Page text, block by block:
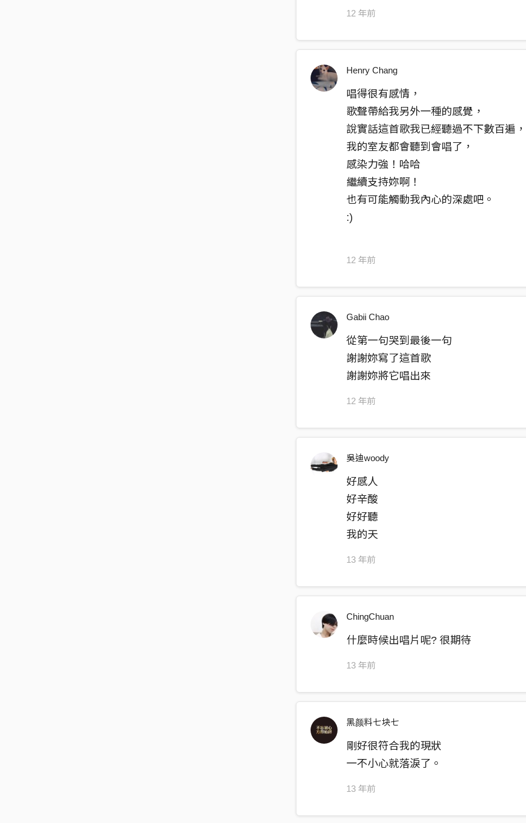
我會閉嘴
回歸單身對我們的交集啞口無言
週旋在你們之間
我也無所謂
因為無法拒絕
平衡原點不往前進也不向後退
週旋在你們之間
我也無所謂
週末忘了你是誰
12 年前
Henry Chang
唱得很有感情，
歌聲帶給我另外一種的感覺，
說實話這首歌我已經聽過不下數百遍，
我的室友都會聽到會唱了，
感染力強！哈哈
繼續支持妳啊！
也有可能觸動我內心的深處吧。
:)
12 年前
Gabii Chao
從第一句哭到最後一句
謝謝妳寫了這首歌
謝謝妳將它唱出來
12 年前
吳迪woody
好感人
好辛酸
好好聽
我的天
13 年前
ChingChuan
什麼時候出唱片呢? 很期待
13 年前
黑颜料七块七
剛好很符合我的現狀
一不小心就落淚了。
13 年前